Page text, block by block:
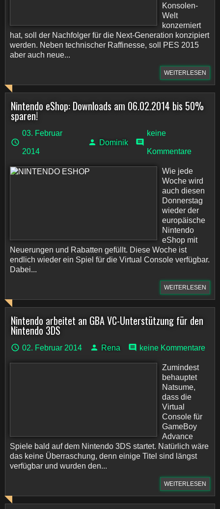
Konsolen-
Welt
konzerniert
hat, soll der Nachfolger für die Next-Generation konzipiert
werden. Neben technischer Raffinesse, soll PES 2015
aber auch neue...
WEITERLESEN
Nintendo eShop: Downloads am 06.02.2014 bis 50%
sparen!
03. Februar
2014
Dominik
keine
Kommentare
Wie jede
Woche wird
auch diesen
Donnerstag
wieder der
europäische
Nintendo
eShop mit
Neuerungen und Rabatten gefüllt. Diese Woche ist
endlich wieder ein Spiel für die Virtual Console verfügbar.
Dabei...
WEITERLESEN
Nintendo arbeitet an GBA VC-Unterstützung für den
Nintendo 3DS
02. Februar 2014 Rena keine Kommentare
Zumindest
behauptet
Natsume,
dass die
Virtual
Console für
GameBoy
Advance
Spiele bald auf dem Nintendo 3DS startet. Natürlich wäre
das keine Überraschung, denn einige Titel sind längst
verfügbar und wurden den...
WEITERLESEN